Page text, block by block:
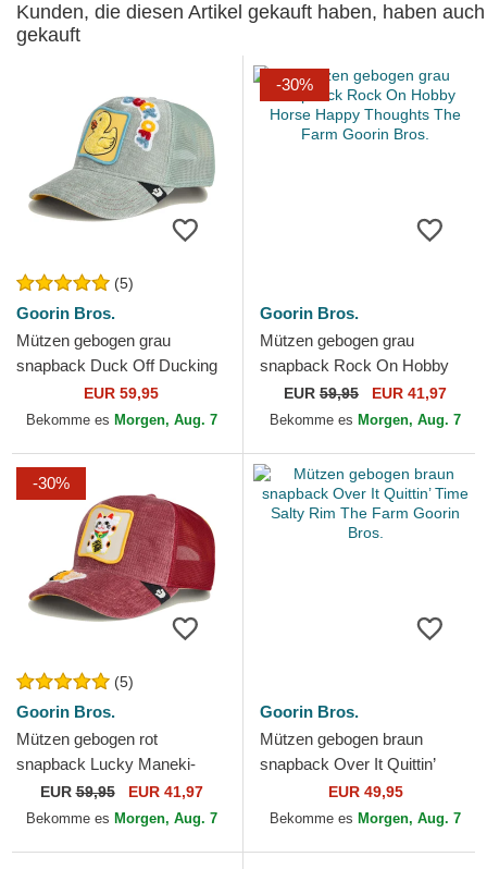
Kunden, die diesen Artikel gekauft haben, haben auch
gekauft
(5)
Goorin Bros.
Mützen gebogen grau
snapback Duck Off Ducking
Autocorrect Happy Thoughts
The Farm Goorin Bros.
EUR 59,95
Bekomme es Morgen, Aug. 7
-30%
Goorin Bros.
Mützen gebogen grau
snapback Rock On Hobby
Horse Happy Thoughts The
Farm Goorin Bros.
EUR 59,95 EUR 41,97
Bekomme es Morgen, Aug. 7
-30%
(5)
Goorin Bros.
Mützen gebogen rot
snapback Lucky Maneki-
Neko Happy Thoughts The
Farm Goorin Bros.
EUR59,95 EUR 41,97
Bekomme es Morgen, Aug. 7
Goorin Bros.
Mützen gebogen braun
snapback Over It Quittin’
Time Salty Rim The Farm
Goorin Bros.
EUR 49,95
Bekomme es Morgen, Aug. 7